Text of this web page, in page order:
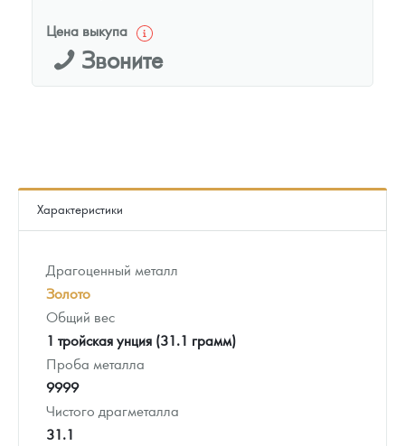
Цена выкупа
Звоните
Характеристики
Драгоценный металл
Золото
Общий вес
1 тройская унция (31.1 грамм)
Проба металла
9999
Чистого драгметалла
31.1